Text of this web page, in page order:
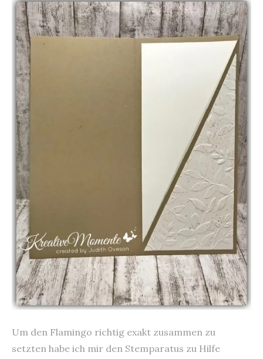
Um den Flamingo richtig exakt zusammen zu
setzten habe ich mir den Stemparatus zu Hilfe